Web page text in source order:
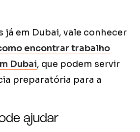
já em Dubai, vale conhecer
encontrar trabalho
Dubai, que podem servir
preparatória para a
ajudar